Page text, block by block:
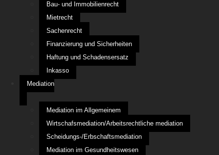
Bau- und Immobilienrecht
Mietrecht
Sachenrecht
Finanzierung und Sicherheiten
Haftung und Schadensersatz
Inkasso
Mediation
Mediation im Allgemeinem
Wirtschafsmediation/Arbeitsrechtliche mediation
Scheidungs-/Erbschaftsmediation
Mediation im Gesundheitswesen